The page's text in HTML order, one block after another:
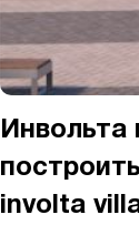
Инвольта
involta